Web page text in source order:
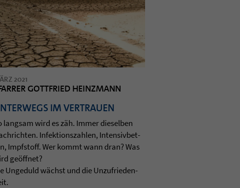
2021
GOTTFRIED HEINZMANN
IM VERTRAUEN
lang­sam wird es zäh. Immer die­sel­ben
Infek­ti­ons­zah­len, Inten­siv­bet­
Impf­stoff. Wer kommt wann dran? Was
geöffnet?
Unge­duld wächst und die Unzu­frie­den­